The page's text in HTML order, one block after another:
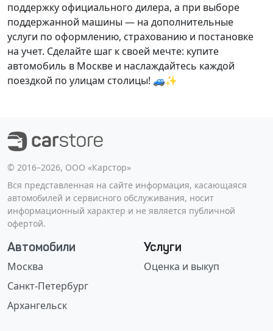
поддержку официального дилера, а при выборе
поддержанной машины — на дополнительные
услуги по оформлению, страхованию и постановке
на учет. Сделайте шаг к своей мечте: купите
автомобиль в Москве и наслаждайтесь каждой
поездкой по улицам столицы! 🚙✨
©️ 2016–2026, ООО «Карстор»
Вся представленная на сайте информация, касающаяся
автомобилей и сервисного обслуживания, носит
информационный характер и не является публичной
офертой.
Автомобили
Москва
Санкт-Петербург
Архангельск
Услуги
Оценка и выкуп